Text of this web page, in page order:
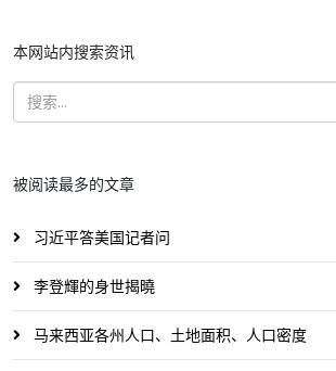
本网站内搜索资讯
被阅读最多的文章
习近平答美国记者问
李登輝的身世揭曉
马来西亚各州人口、土地面积、人口密度